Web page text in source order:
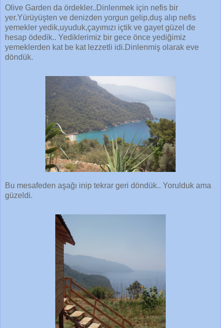
Olive Garden da ördekler..Dinlenmek için nefis bir
yer.Yürüyüşten ve denizden yorgun gelip,duş alıp nefis
yemekler yedik,uyuduk,çayımızı içtik ve gayet güzel de
hesap ödedik.. Yediklerimiz bir gece önce yediğimiz
yemeklerden kat be kat lezzetli idi.Dinlenmiş olarak eve
döndük.
Bu mesafeden aşağı inip tekrar geri döndük.. Yorulduk ama
güzeldi.